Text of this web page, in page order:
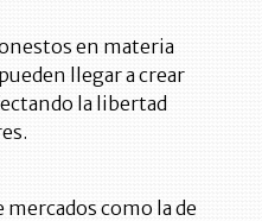
en materia
llegar a crear
la libertad
mercados como la de